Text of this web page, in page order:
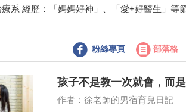
系 經歷：「媽媽好神」、「愛+好醫生」等
粉絲專頁 部落格
孩子不是教一次就會，而
作者：徐老師的男宿育兒日記